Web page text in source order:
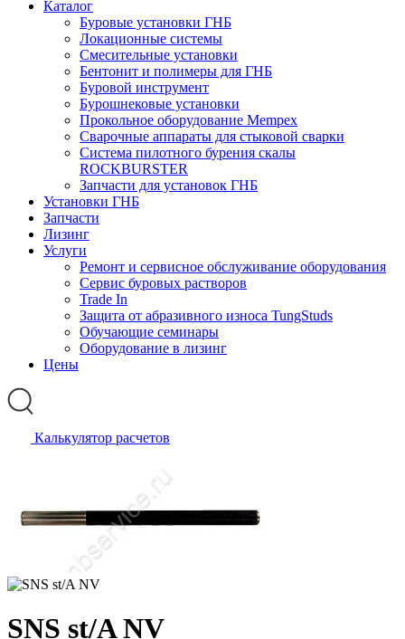
Каталог
Буровые установки ГНБ
Локационные системы
Смесительные установки
Бентонит и полимеры для ГНБ
Буровой инструмент
Бурошнековые установки
Прокольное оборудование Mempex
Сварочные аппараты для стыковой сварки
Система пилотного бурения скалы
ROCKBURSTER
Запчасти для установок ГНБ
Установки ГНБ
Запчасти
Лизинг
Услуги
Ремонт и сервисное обслуживание оборудования
Сервис буровых растворов
Trade In
Защита от абразивного износа TungStuds
Обучающие семинары
Оборудование в лизинг
Цены
Калькулятор расчетов
SNS st/A NV